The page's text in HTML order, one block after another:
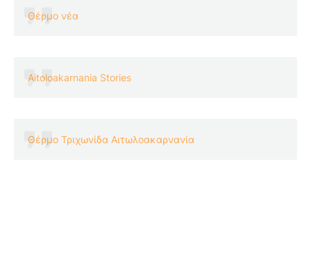
Θέρμο νέα
Aitoloakarnania Stories
Θέρμο Τριχωνίδα Αιτωλοακαρνανία